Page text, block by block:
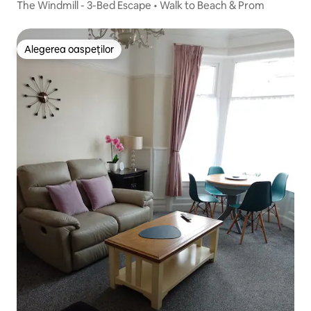
St Annes
The Windmill - 3-Bed Escape • Walk to Beach & Prom
Alegerea oaspeților
Alegerea oaspeților